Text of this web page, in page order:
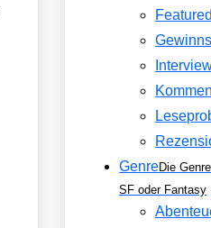
GenreDie
SF oder Fantasy